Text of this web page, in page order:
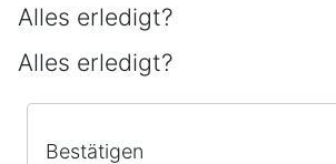
Alles erledigt?
Abschlussbedingungen
Alles erledigt?
Bestätigen